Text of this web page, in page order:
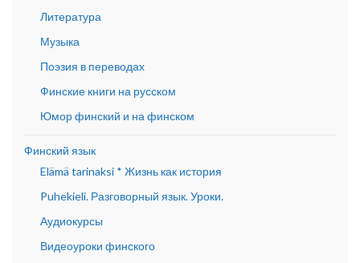
Литература
Музыка
Поэзия в переводах
Финские книги на русском
Юмор финский и на финском
Финский язык
Elämä tarinaksi * Жизнь как история
Puhekieli. Разговорный язык. Уроки.
Аудиокурсы
Видеоуроки финского